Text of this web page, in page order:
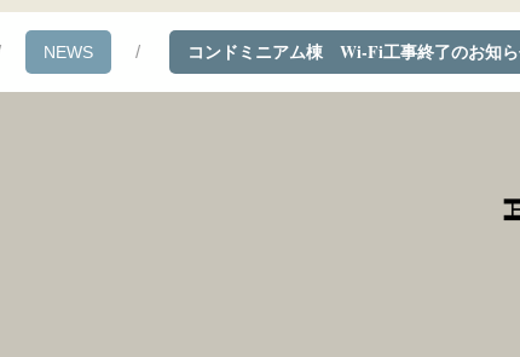
NEWS コンドミニアム棟 Wi-Fi工事終了のお知